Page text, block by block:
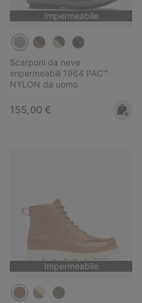
Impermeabile
Scarponi da neve
impermeabili 1964 PAC™
NYLON da uomo
Regular price:
155,00 €
Impermeabile